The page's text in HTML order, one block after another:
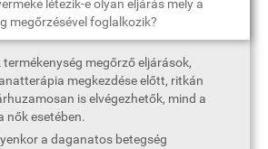
létezik-e olyan eljárás mely a
megőrzésével foglalkozik?
termékenység megőrző eljárások,
megkezdése előtt, ritkán
is elvégezhetők, mind a
nők esetében.
a daganatos betegség